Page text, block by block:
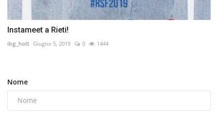
Instameet a Rieti!
ibg_hott Giugno 5, 2019 0 1444
Nome